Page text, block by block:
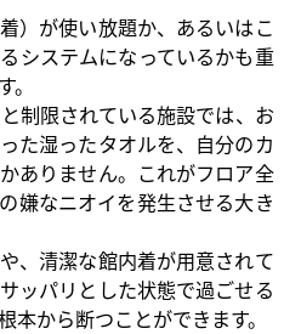
）が使い放題か、あるいはこ
システムになっているかも重
制限されている施設では、お
た湿ったタオルを、自分のカ
ありません。これがフロア全
嫌なニオイを発生させる大き
、清潔な館内着が用意されて
ッパリとした状態で過ごせる
本から断つことができます。